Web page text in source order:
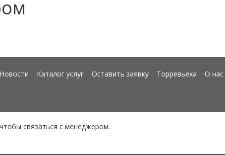
Новости Каталог услуг Оставить заявку Торревьеха О нас
связаться с менеджером.